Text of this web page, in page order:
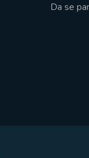
Da se